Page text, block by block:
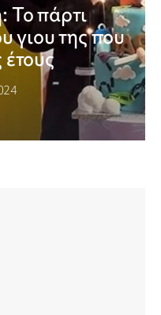
Το πάρτι
γιου της που
έτους